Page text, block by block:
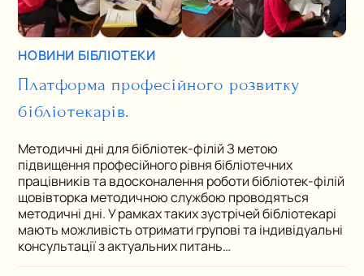
НОВИНИ БІБЛІОТЕКИ
Платформа професійного розвитку
бібліотекарів.
Методичні дні для бібліотек-філій З метою
підвищення професійного рівня бібліотечних
працівників та вдосконалення роботи бібліотек-філій
щовівторка методичною службою проводяться
методичні дні. У рамках таких зустрічей бібліотекарі
мають можливість отримати групові та індивідуальні
консультації з актуальних питань…